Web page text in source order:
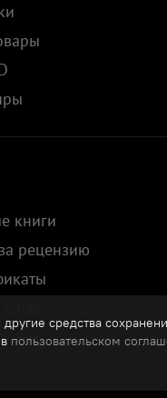
средства
пользовательском
книги
рецензию